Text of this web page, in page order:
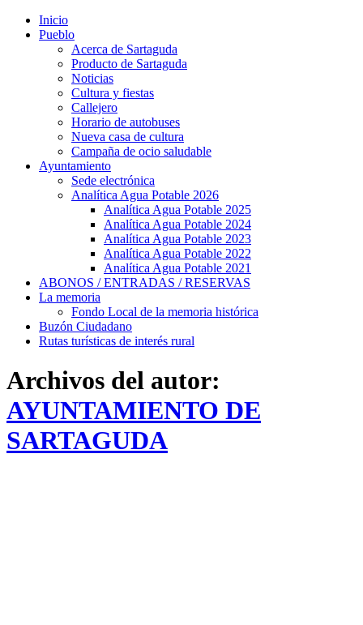
Inicio
Pueblo
Acerca de Sartaguda
Producto de Sartaguda
Noticias
Cultura y fiestas
Callejero
Horario de autobuses
Nueva casa de cultura
Campaña de ocio saludable
Ayuntamiento
Sede electrónica
Analítica Agua Potable 2026
Analítica Agua Potable 2025
Analítica Agua Potable 2024
Analítica Agua Potable 2023
Analítica Agua Potable 2022
Analítica Agua Potable 2021
ABONOS / ENTRADAS / RESERVAS
La memoria
Fondo Local de la memoria histórica
Buzón Ciudadano
Rutas turísticas de interés rural
Archivos del autor:
AYUNTAMIENTO DE
SARTAGUDA